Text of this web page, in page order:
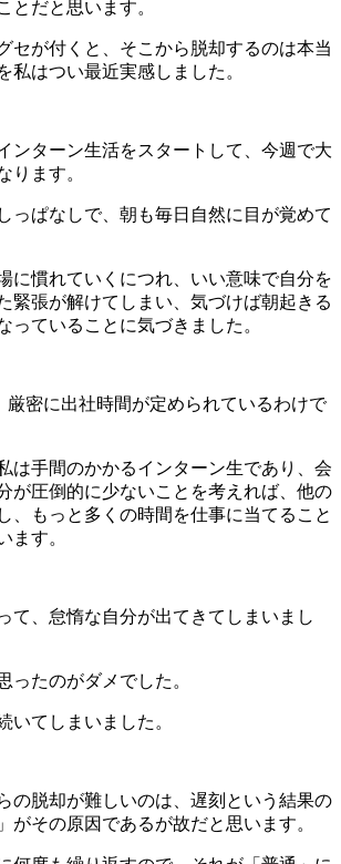
とだと思います。
セが付くと、そこから脱却するのは本当
私はつい最近実感しました。
ンターン生活をスタートして、今週で大
ります。
っぱなしで、朝も毎日自然に目が覚めて
に慣れていくにつれ、いい意味で自分を
緊張が解けてしまい、気づけば朝起きる
っていることに気づきました。
厳密に出社時間が定められているわけで
は手間のかかるインターン生であり、会
が圧倒的に少ないことを考えれば、他の
、もっと多くの時間を仕事に当てること
ます。
て、怠惰な自分が出てきてしまいまし
ったのがダメでした。
いてしまいました。
の脱却が難しいのは、遅刻という結果の
がその原因であるが故だと思います。